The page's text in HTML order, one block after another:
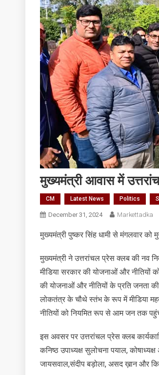
मुख्यमंत्री आवास में
CM Latest News Politics
December 31, 2024 Markettadka
मुख्यमंत्री पुष्कर सिंह धामी से मंगलवार को
मुख्यमंत्री ने उत्तरांचल प्रेस क्लब की नव
मीडिया सरकार की योजनाओं और नीतियों
की योजनाओं और नीतियों के प्रति जनता
लोकतंत्र के चौथे स्तंभ के रूप में मीडिया
नीतियों को नियमित रूप से आम जन तक
इस अवसर पर उत्तरांचल प्रेस क्लब
कनिष्ठ उपाध्यक्ष सुलोचना पयाल,
जायसवाल,संदीप बड़ोला, असद ख़ान और